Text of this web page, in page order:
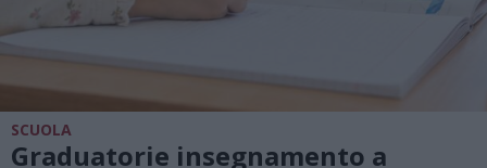
SCUOLA
Graduatorie insegnamento a